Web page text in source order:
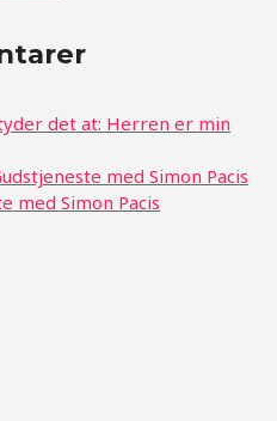
det at: Herren er min
med Simon Pacis
med Simon Pacis